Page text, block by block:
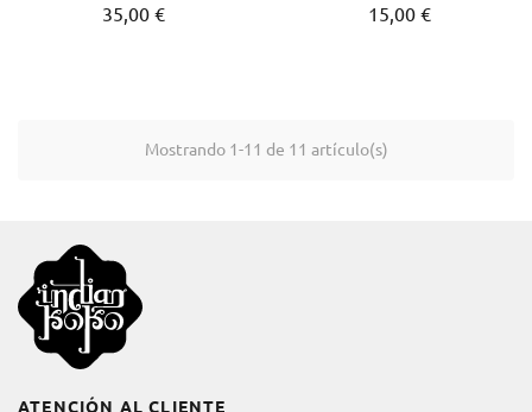
35,00 € 15,00 €
Mostrando 1-11 de 11 artículo(s)
ATENCIÓN AL CLIENTE